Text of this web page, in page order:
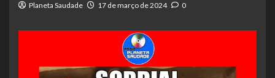
Planeta Saudade 17 de março de 2024 0